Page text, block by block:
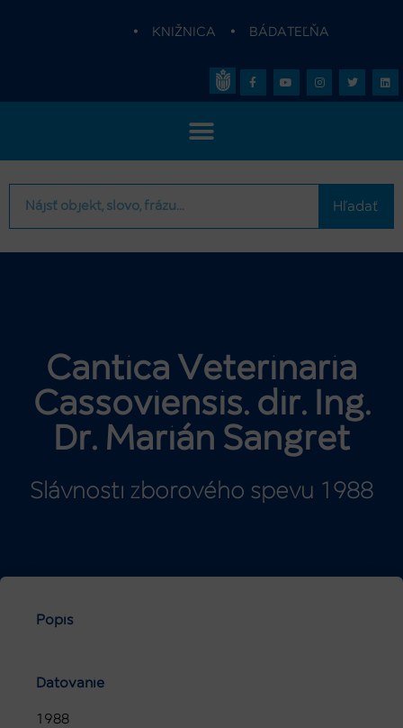
• KNIŽNICA • BÁDATEĽŇA
Hľadať
Cantica Veterinaria
Cassoviensis. dir. Ing.
Dr. Marián Sangret
Slávnosti zborového spevu 1988
Popis
Datovanie
1988